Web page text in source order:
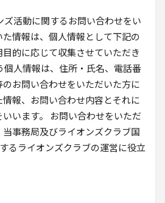
ズ活動に関するお問い合わせをい
情報は、個人情報として下記の
的に応じて収集させていただき
個人情報は、住所・氏名、電話番
お問い合わせをいただいた方に
報、お問い合わせ内容とそれに
います。 お問い合わせをいただ
事務局及びライオンズクラブ国
るライオンズクラブの運営に役立